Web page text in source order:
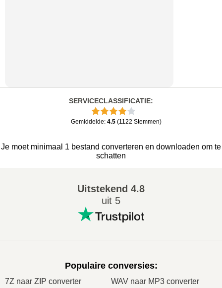
SERVICECLASSIFICATIE:
Gemiddelde: 4.5 (1122 Stemmen)
Je moet minimaal 1 bestand converteren en downloaden om te
schatten
Uitstekend 4.8
uit 5
Populaire conversies:
7Z naar ZIP converter WAV naar MP3 converter